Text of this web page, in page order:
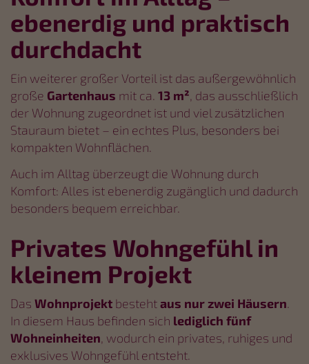
ebenerdig und praktisch
durchdacht
Ein weiterer großer Vorteil ist das außergewöhnlich
große Gartenhaus mit ca. 13 m², das ausschließlich
der Wohnung zugeordnet ist und viel zusätzlichen
Stauraum bietet – ein echtes Plus, besonders bei
kompakten Wohnflächen.
Auch im Alltag überzeugt die Wohnung durch
Komfort: Alles ist ebenerdig zugänglich und dadurch
besonders bequem erreichbar.
Privates Wohngefühl in
kleinem Projekt
Das Wohnprojekt bestehtaus nur zwei Häusern.
In diesem Haus befinden sich lediglich fünf
Wohneinheiten, wodurch ein privates, ruhiges und
exklusives Wohngefühl entsteht.